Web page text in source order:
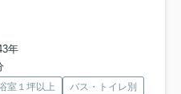
年
室１坪以上
バス・トイレ別